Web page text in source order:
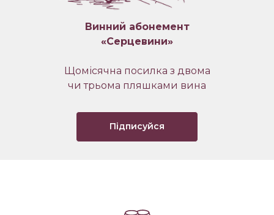
Винний абонемент
«Серцевини»
Щомісячна посилка з двома
чи трьома пляшками вина
Підписуйся